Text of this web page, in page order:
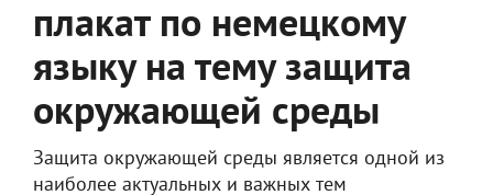
плакат по немецкому
языку на тему защита
окружающей среды
Защита окружающей среды является одной из
наиболее актуальных и важных тем